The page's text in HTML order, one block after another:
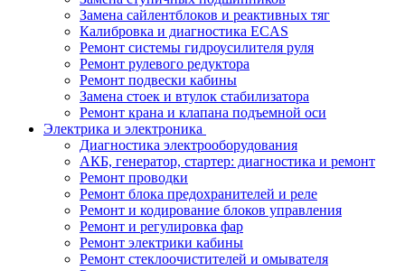
Замена сайлентблоков и реактивных тяг
Калибровка и диагностика ECAS
Ремонт системы гидроусилителя руля
Ремонт рулевого редуктора
Ремонт подвески кабины
Замена стоек и втулок стабилизатора
Ремонт крана и клапана подъемной оси
Электрика и электроника
Диагностика электрооборудования
АКБ, генератор, стартер: диагностика и ремонт
Ремонт проводки
Ремонт блока предохранителей и реле
Ремонт и кодирование блоков управления
Ремонт и регулировка фар
Ремонт электрики кабины
Ремонт стеклоочистителей и омывателя